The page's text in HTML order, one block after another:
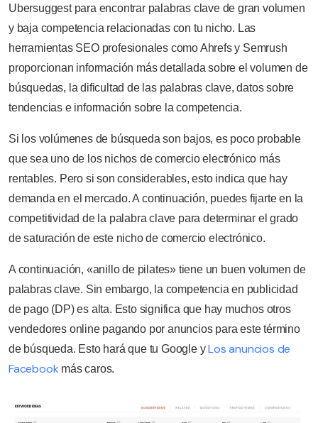
Ubersuggest para encontrar palabras clave de gran volumen
y baja competencia relacionadas con tu nicho. Las
herramientas SEO profesionales como Ahrefs y Semrush
proporcionan información más detallada sobre el volumen de
búsquedas, la dificultad de las palabras clave, datos sobre
tendencias e información sobre la competencia.
Si los volúmenes de búsqueda son bajos, es poco probable
que sea uno de los nichos de comercio electrónico más
rentables. Pero si son considerables, esto indica que hay
demanda en el mercado. A continuación, puedes fijarte en la
competitividad de la palabra clave para determinar el grado
de saturación de este nicho de comercio electrónico.
A continuación, «anillo de pilates» tiene un buen volumen de
palabras clave. Sin embargo, la competencia en publicidad
de pago (DP) es alta. Esto significa que hay muchos otros
vendedores online pagando por anuncios para este término
de búsqueda. Esto hará que tu Google yLos anuncios de
Facebook más caros.